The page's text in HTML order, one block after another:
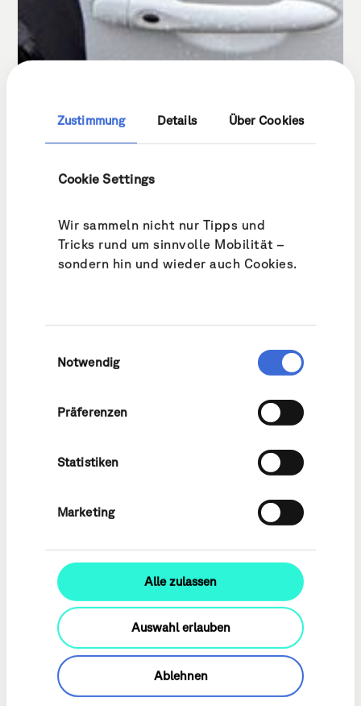
Zustimmung Details Über Cookies
Cookie Settings
Wir sammeln nicht nur Tipps und
Tricks rund um sinnvolle Mobilität –
sondern hin und wieder auch Cookies.
Notwendig
Präferenzen
Statistiken
Marketing
Alle zulassen
Auswahl erlauben
Ablehnen
Schlechtwettervariante: Car-
Seit Beginn der Challenge ist Nicole und
Familie vorwiegend mit öV oder E-Bike